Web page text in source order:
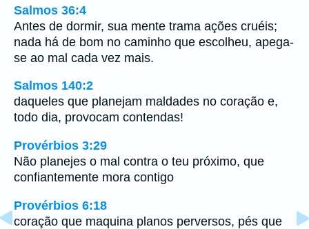
Salmos 36:4
Antes de dormir, sua mente trama ações cruéis;
nada há de bom no caminho que escolheu, apega-
se ao mal cada vez mais.
Salmos 140:2
daqueles que planejam maldades no coração e,
todo dia, provocam contendas!
Provérbios 3:29
Não planejes o mal contra o teu próximo, que
confiantemente mora contigo
Provérbios 6:18
coração que maquina planos perversos, pés que